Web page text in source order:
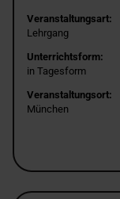
Veranstaltungsart:
Lehrgang
Unterrichtsform:
in Tagesform
Veranstaltungsort:
München